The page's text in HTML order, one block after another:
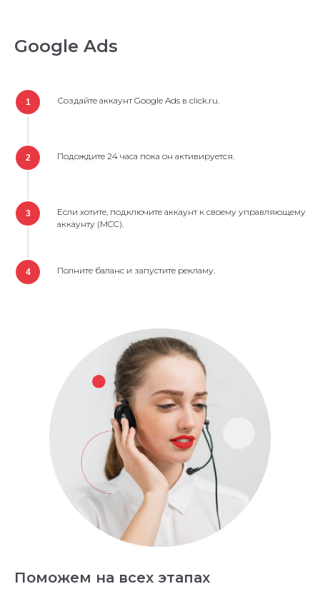
Google Ads
1 Создайте аккаунт Google Ads в click.ru.
2 Подождите 24 часа пока он активируется.
3
Если хотите, подключите аккаунт к своему управляющему
аккаунту (MCC).
4 Полните баланс и запустите рекламу.
Поможем на всех этапах